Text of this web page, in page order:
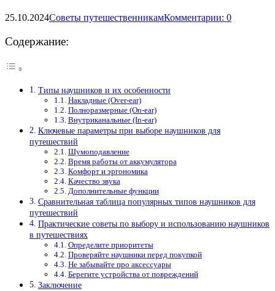
25.10.2024Советы путешественникамКомментарии: 0
Содержание:
Типы наушников и их особенности
Накладные (Over-ear)
Полноразмерные (On-ear)
Внутриканальные (In-ear)
Ключевые параметры при выборе наушников для
путешествий
Шумоподавление
Время работы от аккумулятора
Комфорт и эргономика
Качество звука
Дополнительные функции
Сравнительная таблица популярных типов наушников для
путешествий
Практические советы по выбору и использованию наушников
в путешествиях
Определите приоритеты
Проверяйте наушники перед покупкой
Не забывайте про аксессуары
Берегите устройства от повреждений
Заключение